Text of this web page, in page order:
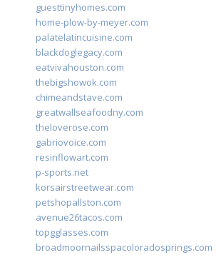
guesttinyhomes.com
home-plow-by-meyer.com
palatelatincuisine.com
blackdoglegacy.com
eatvivahouston.com
thebigshowok.com
chimeandstave.com
greatwallseafoodny.com
theloverose.com
gabriovoice.com
resinflowart.com
p-sports.net
korsairstreetwear.com
petshopallston.com
avenue26tacos.com
topgglasses.com
broadmoornailsspacoloradosprings.com